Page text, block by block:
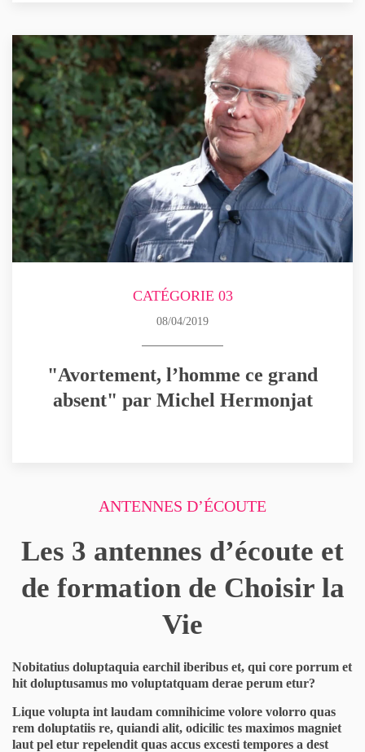
CATÉGORIE 03
08/04/2019
"Avortement, l’homme ce grand
absent" par Michel Hermonjat
ANTENNES D’ÉCOUTE
Les 3 antennes d’écoute et
de formation de Choisir la
Vie
Nobitatius doluptaquia earchil iberibus et, qui core porrum et
hit doluptusamus mo voluptatquam derae perum etur?
Lique volupta int laudam comnihicime volore volorro quas
rem doluptatiis re, quiandi alit, odicilic tes maximos magniet
laut pel etur repelendit quas accus excesti tempores a dest